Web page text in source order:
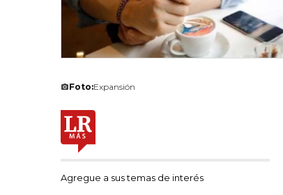
Foto:Expansión
Agregue a sus temas de interés